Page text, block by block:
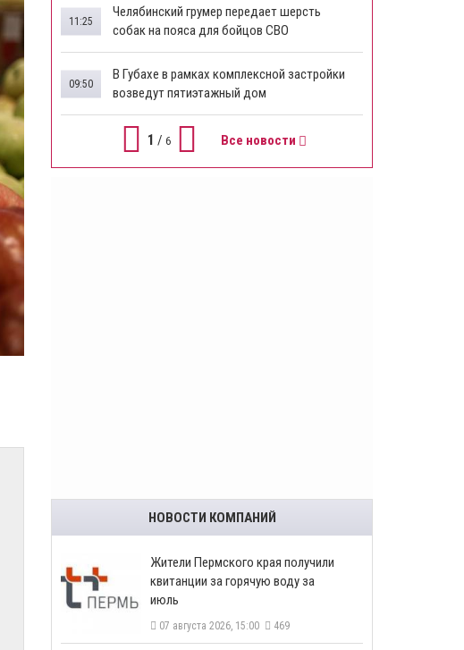
Челябинский грумер передает шерсть
собак на пояса для бойцов СВО
11:25
В Губахе в рамках комплексной застройки
возведут пятиэтажный дом
09:50
1 / 6 Все новости
НОВОСТИ КОМПАНИЙ
​Жители Пермского края получили
квитанции за горячую воду за
июль
07 августа 2026, 15:00 469